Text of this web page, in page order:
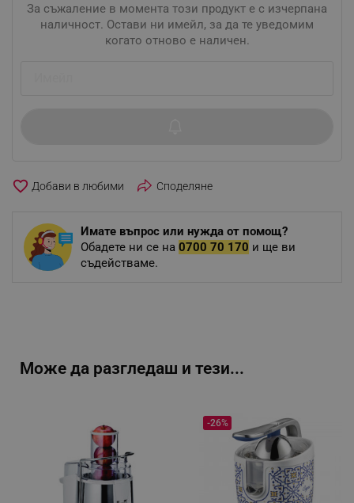
За съжаление в момента този продукт е с изчерпана
наличност. Остави ни имейл, за да те уведомим
когато отново е наличен.
favorite_border Споделяне
Имате въпрос или нужда от помощ?
Обадете ни се на 0700 70 170 и ще ви
съдействаме.
Може да разгледаш и тези...
-26%